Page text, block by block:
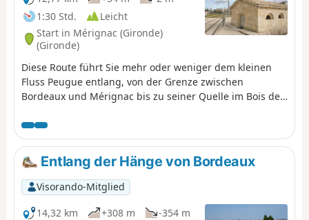
1:30 Std.
Leicht
Start in Mérignac (Gironde)
(Gironde)
Diese Route führt Sie mehr oder weniger dem kleinen
Fluss Peugue entlang, von der Grenze zwischen
Bordeaux und Mérignac bis zu seiner Quelle im Bois de
beschattete Strecke, die für alle Jahreszeiten geeignet
ist, außer bei sehr großer Hitze oder Regenwetter, und
die mit dem Mountainbike oder Trekkingrad befahren
werden kann (der Untergrund ist entweder asphaltiert
oder aus festgestampftem Erdreich). Auch zu Fuß
möglich, allerdings an einigen Stellen etwas mühsam
(Rue des As und Rue Socrate).
Entlang der Hänge von Bordeaux
Visorando-Mitglied
14,32 km
+308 m
-354 m